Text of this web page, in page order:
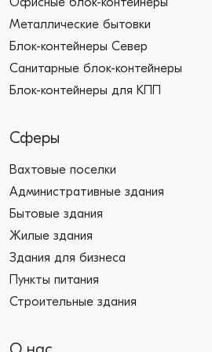
Металлические бытовки
Блок-контейнеры Север
Санитарные блок-контейнеры
Блок-контейнеры для КПП
Сферы
Вахтовые поселки
Административные здания
Бытовые здания
Жилые здания
Здания для бизнеса
Пункты питания
Строительные здания